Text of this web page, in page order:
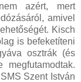
azért, mert
amivel
Kisch
is befeketíteni
osztrák (és
Szent István